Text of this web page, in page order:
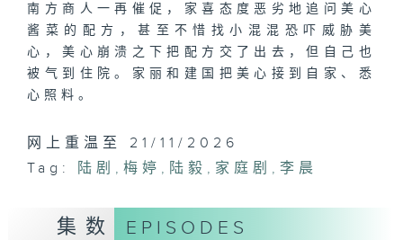
南方商人一再催促，家喜态度恶劣地追问美心
酱菜的配方，甚至不惜找小混混恐吓威胁美
心，美心崩溃之下把配方交了出去，但自己也
被气到住院。家丽和建国把美心接到自家、悉
心照料。
网上重温至 21/11/2026
Tag:
陆剧 ,梅婷 , 陆毅 , 家庭剧 ,李晨
集数 EPISODES